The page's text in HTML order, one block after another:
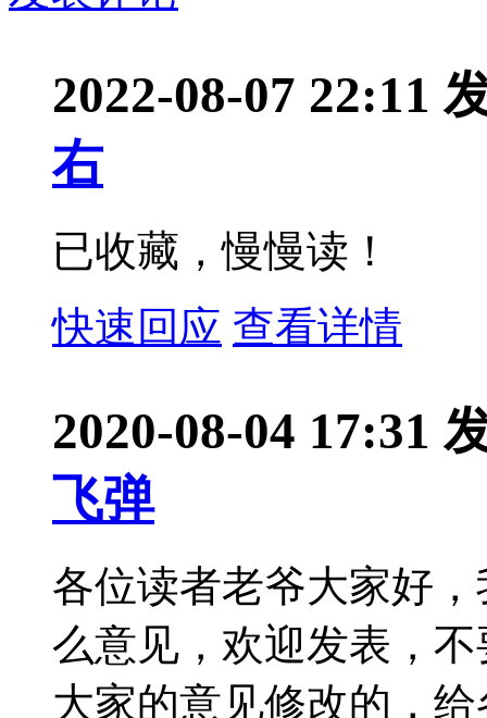
2022-08-07 22:11
右
已收藏，慢慢读！
快速回应 查看详情
2020-08-04 17:31
飞弹
各位读者老爷大家好
么意见，欢迎发表，
大家的意见修改的，